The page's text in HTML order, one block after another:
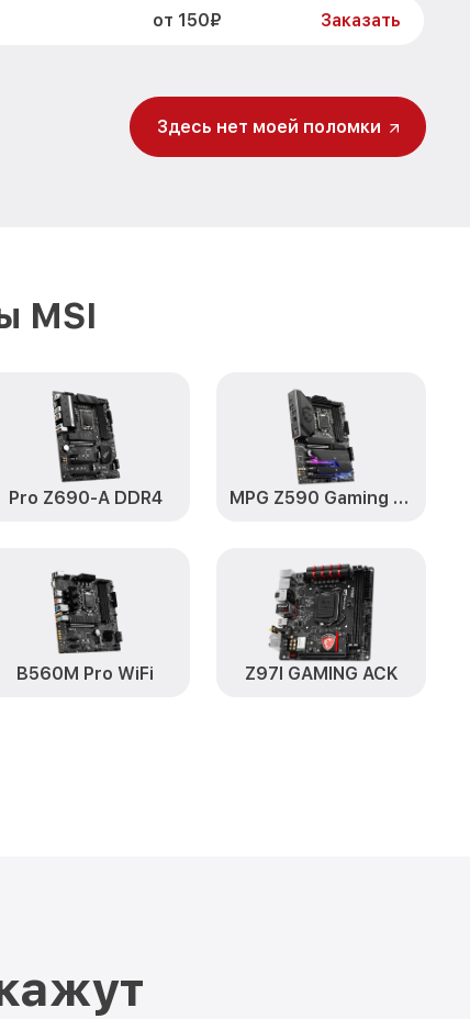
от 150₽ Заказать
Здесь нет моей поломки
MSI
Pro Z690-A DDR4 MPG Z590 Gaming Plus
B560M Pro WiFi Z97I GAMING ACK